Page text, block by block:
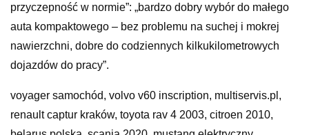
przyczepność w normie”: „bardzo dobry wybór do małego
auta kompaktowego – bez problemu na suchej i mokrej
nawierzchni, dobre do codziennych kilkukilometrowych
dojazdów do pracy”.
voyager samochód, volvo v60 inscription, multiservis.pl,
renault captur kraków, toyota rav 4 2003, citroen 2010,